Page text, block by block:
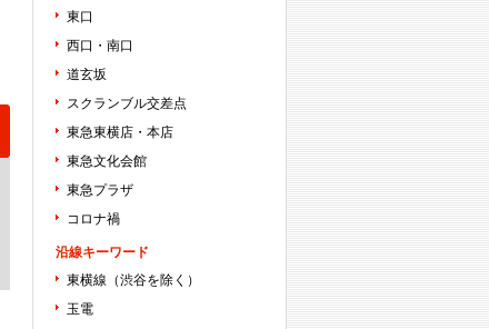
東口
西口・南口
道玄坂
スクランブル交差点
東急東横店・本店
東急文化会館
東急プラザ
コロナ禍
沿線キーワード
東横線（渋谷を除く）
玉電